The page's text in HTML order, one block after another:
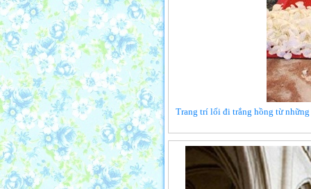
Trang trí lối đi trắng hồng từ